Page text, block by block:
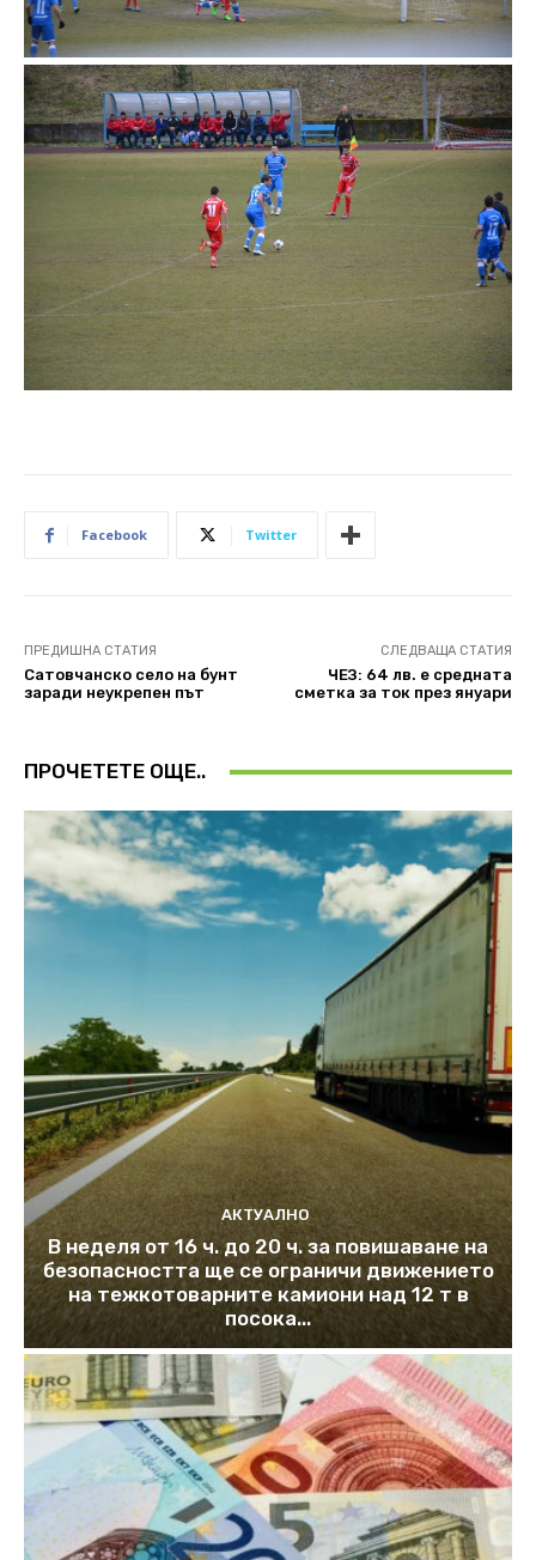
Facebook Twitter
ПРЕДИШНА СТАТИЯ
Сатовчанско село на бунт
заради неукрепен път
СЛЕДВАЩА СТАТИЯ
ЧЕЗ: 64 лв. е средната
сметка за ток през януари
ПРОЧЕТЕТЕ ОЩЕ..
АКТУАЛНО
В неделя от 16 ч. до 20 ч. за повишаване на
безопасността ще се ограничи движението
на тежкотоварните камиони над 12 т в
посока...